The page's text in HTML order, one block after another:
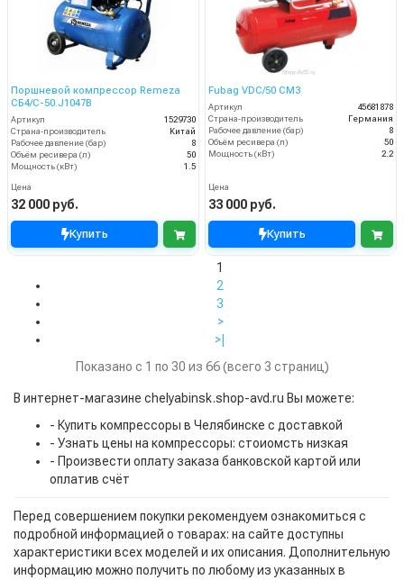
Поршневой компрессор Remeza
СБ4/С-50.J1047B
Артикул
1529730
Страна-производитель
Китай
Рабочее давление (бар)
8
Объём ресивера (л)
50
Мощность (кВт)
1.5
Цена
32 000 руб.
Купить
Fubag VDC/50 CM3
Артикул
45681878
Страна-производитель
Германия
Рабочее давление (бар)
8
Объём ресивера (л)
50
Мощность (кВт)
2.2
Цена
33 000 руб.
Купить
1
2
3
>
>|
Показано с 1 по 30 из 66 (всего 3 страниц)
В интернет-магазине chelyabinsk.shop-avd.ru Вы можете:
- Купить компрессоры в Челябинске с доставкой
- Узнать цены на компрессоры: стоиомсть низкая
- Произвести оплату заказа банковской картой или
оплатив счёт
Перед совершением покупки рекомендуем ознакомиться с
подробной информацией о товарах: на сайте доступны
характеристики всех моделей и их описания. Дополнительную
информацию можно получить по любому из указанных в